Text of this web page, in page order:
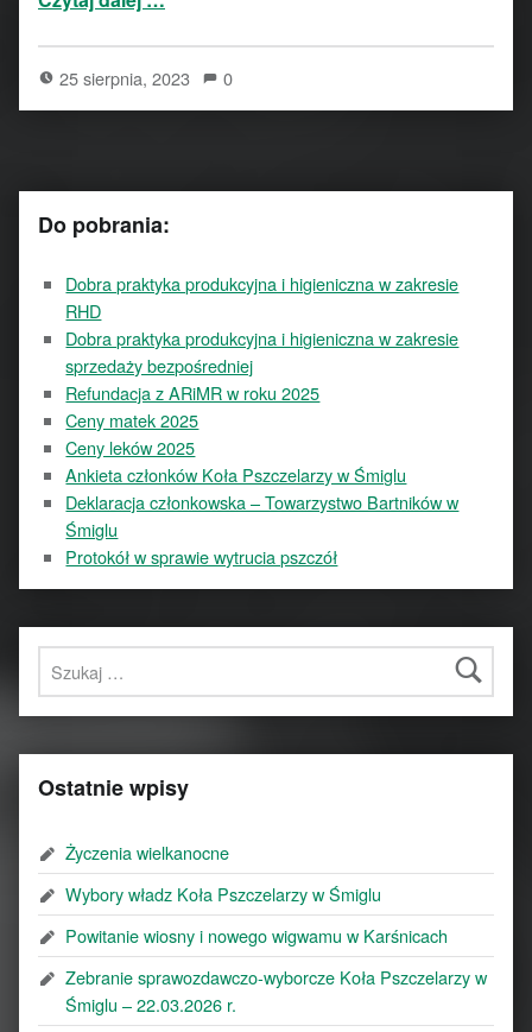
25 sierpnia, 2023 0
Do pobrania:
Dobra praktyka produkcyjna i higieniczna w zakresie
RHD
Dobra praktyka produkcyjna i higieniczna w zakresie
sprzedaży bezpośredniej
Refundacja z ARiMR w roku 2025
Ceny matek 2025
Ceny leków 2025
Ankieta członków Koła Pszczelarzy w Śmiglu
Deklaracja członkowska – Towarzystwo Bartników w
Śmiglu
Protokół w sprawie wytrucia pszczół
Szukaj:
Ostatnie wpisy
Życzenia wielkanocne
Wybory władz Koła Pszczelarzy w Śmiglu
Powitanie wiosny i nowego wigwamu w Karśnicach
Zebranie sprawozdawczo-wyborcze Koła Pszczelarzy w
Śmiglu – 22.03.2026 r.